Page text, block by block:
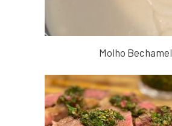
Molho Bechamel